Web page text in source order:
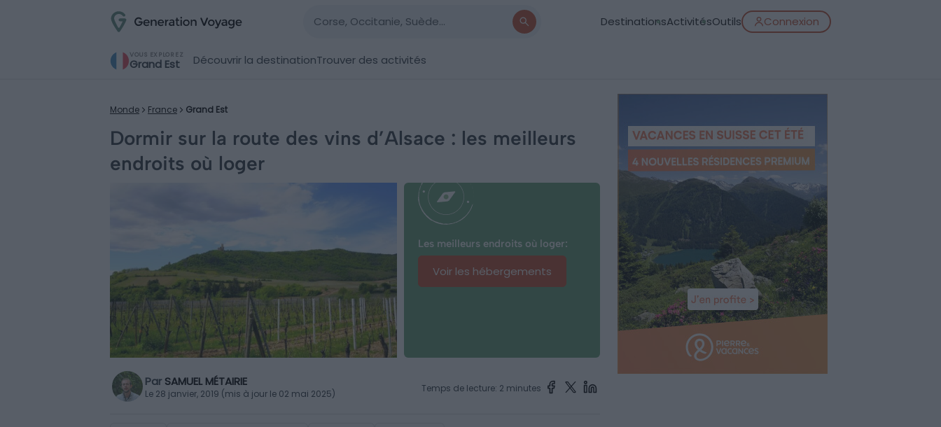
DestinationsActivitésOutils Connexion
VOUS EXPLOREZ
Grand Est Découvrir la destinationTrouver des activités
Monde France Grand Est
Dormir sur la route des vins d’Alsace : les meilleurs
endroits où loger
Les meilleurs endroits où loger:
Voir les hébergements
Par SAMUEL MÉTAIRIE
Le 28 janvier, 2019 (mis à jour le 02 mai 2025) Temps de lecture: 2 minutes